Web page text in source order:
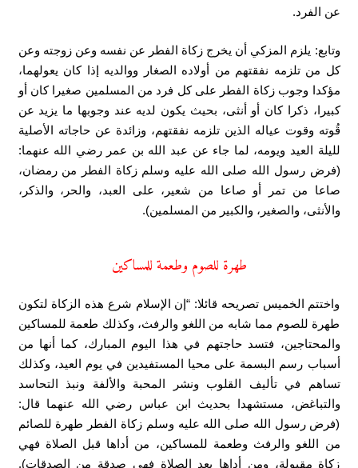
عن الفرد.
وتابع: يلزم المزكي أن يخرج زكاة الفطر عن نفسه وعن زوجته وعن
كل من تلزمه نفقتهم من أولاده الصغار ووالديه إذا كان يعولهما،
مؤكدا وجوب زكاة الفطر على كل فرد من المسلمين صغيرا كان أو
كبيرا، ذكرا كان أو أنثى، بحيث يكون لديه عند وجوبها ما يزيد عن
قُوته وقوت عياله الذين تلزمه نفقتهم، وزائدة عن حاجاته الأصلية
لليلة العيد ويومه، لما جاء عن عبد الله بن عمر رضي الله عنهما:
(فرض رسول الله صلى الله عليه وسلم زكاة الفطر من رمضان،
صاعا من تمر أو صاعا من شعير، على العبد، والحر، والذكر،
والأنثى، والصغير، والكبير من المسلمين).
طهرة للصوم وطعمة للمساكين
واختتم الخميس تصريحه قائلا: “إن الإسلام شرع هذه الزكاة لتكون
طهرة للصوم مما شابه من اللغو والرفث، وكذلك طعمة للمساكين
والمحتاجين، فتسد حاجتهم في هذا اليوم المبارك، كما أنها من
أسباب رسم البسمة على محيا المستفيدين في يوم العيد، وكذلك
تساهم في تأليف القلوب ونشر المحبة والألفة ونبذ التحاسد
والتباغض، مستشهدا بحديث ابن عباس رضي الله عنهما قال:
(فرض رسول الله صلى الله عليه وسلم زكاة الفطر طهرة للصائم
من اللغو والرفث وطعمة للمساكين، من أداها قبل الصلاة فهي
زكاة مقبولة، ومن أداها بعد الصلاة فهي صدقة من الصدقات).